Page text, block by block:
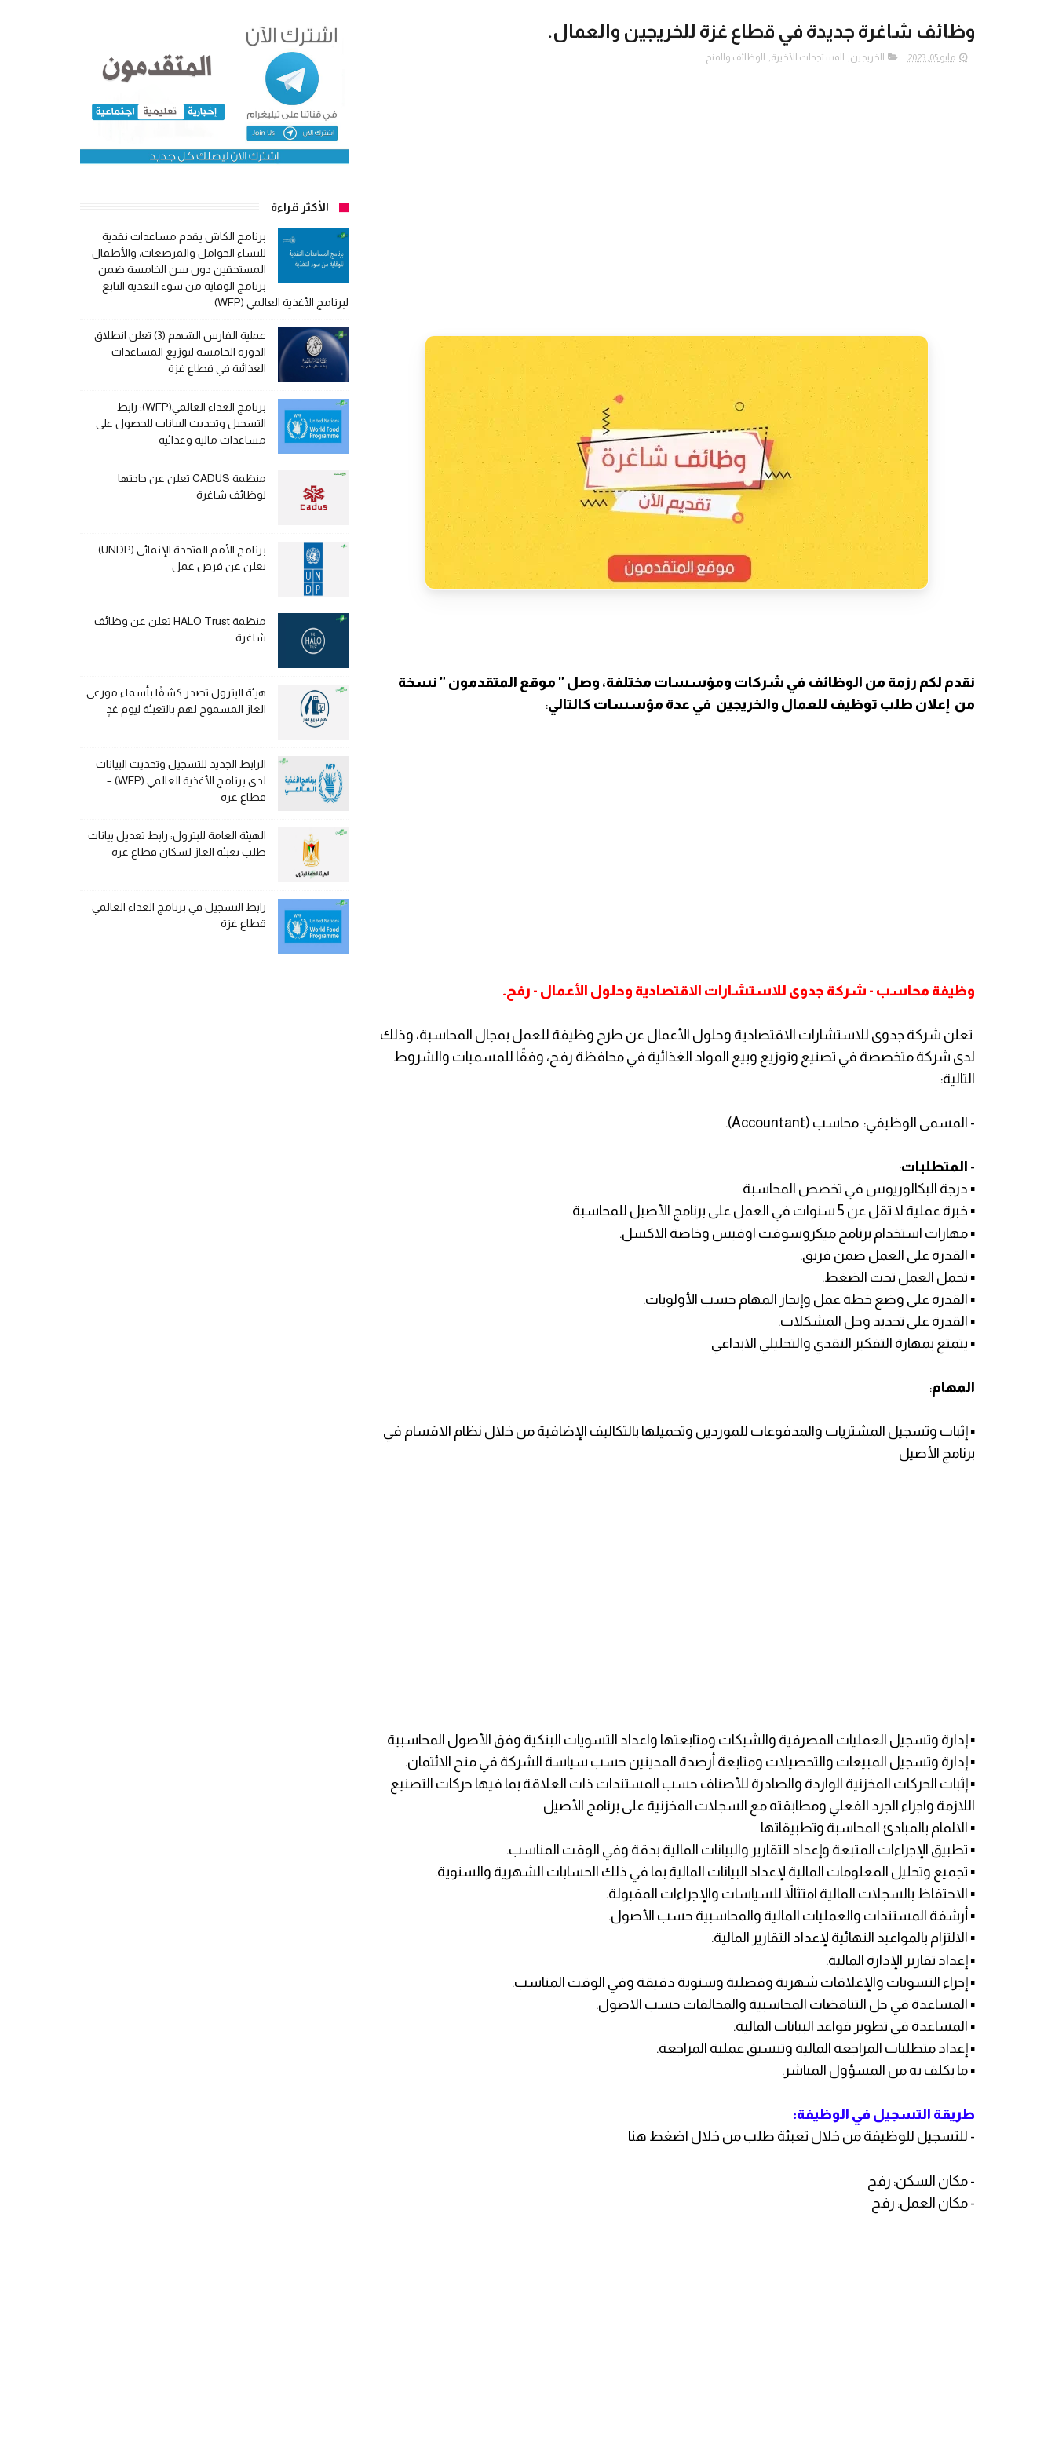
وظائف شاغرة جديدة في قطاع غزة للخريجين والعمال.
مايو 05, 2023 الخريجين, المستجدات الأخيرة, الوظائف والمنح
نقدم لكم رزمة من الوظائف في شركات ومؤسسات مختلفة، وصل " موقع المتقدمون " نسخة
من إعلان طلب توظيف للعمال والخريجين في عدة مؤسسات كالتالي:
وظيفة محاسب - شركة جدوى للاستشارات الاقتصادية وحلول الأعمال - رفح.
تعلن شركة جدوى للاستشارات الاقتصادية وحلول الأعمال عن طرح وظيفة للعمل بمجال المحاسبة، وذلك
لدى شركة متخصصة في تصنيع وتوزيع وبيع المواد الغذائية في محافظة رفح، وفقًا للمسميات والشروط
التالية:
- المسمى الوظيفي: محاسب (Accountant).
- المتطلبات:
▪️ درجة البكالوريوس في تخصص المحاسبة
▪️ خبرة عملية لا تقل عن 5 سنوات في العمل على برنامج الأصيل للمحاسبة
▪️ مهارات استخدام برنامج ميكروسوفت اوفيس وخاصة الاكسل.
▪️ القدرة على العمل ضمن فريق.
▪️ تحمل العمل تحت الضغط.
▪️ القدرة على وضع خطة عمل وإنجاز المهام حسب الأولويات.
▪️ القدرة على تحديد وحل المشكلات.
▪️ يتمتع بمهارة التفكير النقدي والتحليلي الابداعي
المهام:
▪️ إثبات وتسجيل المشتريات والمدفوعات للموردين وتحميلها بالتكاليف الإضافية من خلال نظام الاقسام في
برنامج الأصيل
▪️ إدارة وتسجيل العمليات المصرفية والشيكات ومتابعتها واعداد التسويات البنكية وفق الأصول المحاسبية
▪️ إدارة وتسجيل المبيعات والتحصيلات ومتابعة أرصدة المدينين حسب سياسة الشركة في منح الائتمان.
▪️ إثبات الحركات المخزنية الواردة والصادرة للأصناف حسب المستندات ذات العلاقة بما فيها حركات التصنيع
اللازمة واجراء الجرد الفعلي ومطابقته مع السجلات المخزنية على برنامج الأصيل
▪️ الالمام بالمبادئ المحاسبة وتطبيقاتها
▪️ تطبيق الإجراءات المتبعة وإعداد التقارير والبيانات المالية بدقة وفي الوقت المناسب.
▪️ تجميع وتحليل المعلومات المالية لإعداد البيانات المالية بما في ذلك الحسابات الشهرية والسنوية.
▪️ الاحتفاظ بالسجلات المالية امتثالاً للسياسات والإجراءات المقبولة.
▪️ أرشفة المستندات والعمليات المالية والمحاسبية حسب الأصول.
▪️ الالتزام بالمواعيد النهائية لإعداد التقارير المالية.
▪️ إعداد تقارير الإدارة المالية.
▪️ إجراء التسويات والإغلاقات شهرية وفصلية وسنوية دقيقة وفي الوقت المناسب.
▪️ المساعدة في حل التناقضات المحاسبية والمخالفات حسب الاصول.
▪️ المساعدة في تطوير قواعد البيانات المالية.
▪️ إعداد متطلبات المراجعة المالية وتنسيق عملية المراجعة.
▪️ ما يكلف به من المسؤول المباشر.
طريقة التسجيل في الوظيفة:
- للتسجيل للوظيفة من خلال تعبئة طلب من خلال اضغط هنا
- مكان السكن: رفح
- مكان العمل: رفح
الأكثر قراءة
برنامج الكاش يقدم مساعدات نقدية
للنساء الحوامل والمرضعات، والأطفال
المستحقين دون سن الخامسة ضمن
برنامج الوقاية من سوء التغذية التابع
لبرنامج الأغذية العالمي (WFP)
عملية الفارس الشهم (3) تعلن انطلاق
الدورة الخامسة لتوزيع المساعدات
الغذائية في قطاع غزة
برنامج الغذاء العالمي(WFP): رابط
التسجيل وتحديث البيانات للحصول على
مساعدات مالية وغذائية
منظمة CADUS تعلن عن حاجتها
لوظائف شاغرة
برنامج الأمم المتحدة الإنمائي (UNDP)
يعلن عن فرص عمل
منظمة HALO Trust تعلن عن وظائف
شاغرة
هيئة البترول تصدر كشفًا بأسماء موزعي
الغاز المسموح لهم بالتعبئة ليوم غدٍ
الرابط الجديد للتسجيل وتحديث البيانات
لدى برنامج الأغذية العالمي (WFP) –
قطاع غزة
الهيئة العامة للبترول: رابط تعديل بيانات
طلب تعبئة الغاز لسكان قطاع غزة
رابط التسجيل في برنامج الغذاء العالمي
قطاع غزة